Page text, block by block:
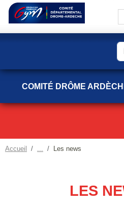
COMITÉ DRÔME
Accueil Les news
LES
Panneau de gestion des cookies